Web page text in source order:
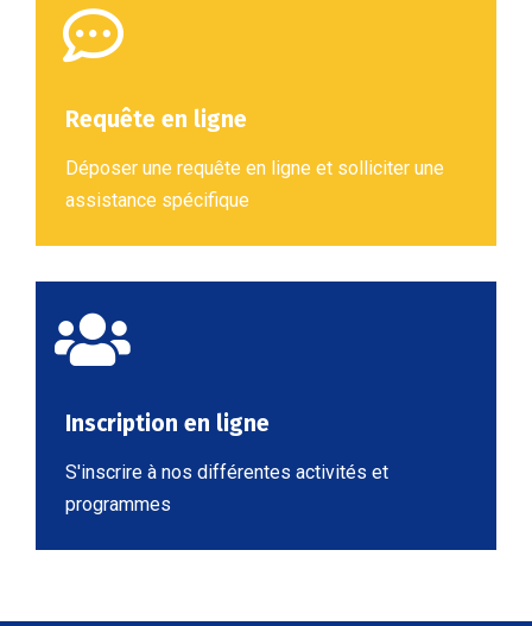
Requête en ligne
Déposer une requête en ligne et solliciter une
assistance spécifique
Inscription en ligne
S'inscrire à nos différentes activités et
programmes